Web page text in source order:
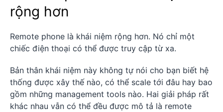
rộng hơn
Remote phone là khái niệm rộng hơn. Nó chỉ một
chiếc điện thoại có thể được truy cập từ xa.
Bản thân khái niệm này không tự nói cho bạn biết hệ
thống được xây thế nào, có thể scale tới đâu hay bao
gồm những management tools nào. Hai giải pháp rất
khác nhau vẫn có thể đều được mô tả là remote